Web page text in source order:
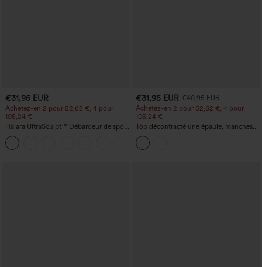
€31,95 EUR
Achetez-en 2 pour 52,62 €, 4 pour
105,24 €
Halara UltraSculpt™ Débardeur de sport
à col rond et ourlet arrondi
€31,95 EUR €40,95 EUR
Achetez-en 2 pour 52,62 €, 4 pour
105,24 €
Top décontracté une épaule, manches
courtes, ourlet arrondi hi-low,
soutien‑gorge intégré, motif à pois